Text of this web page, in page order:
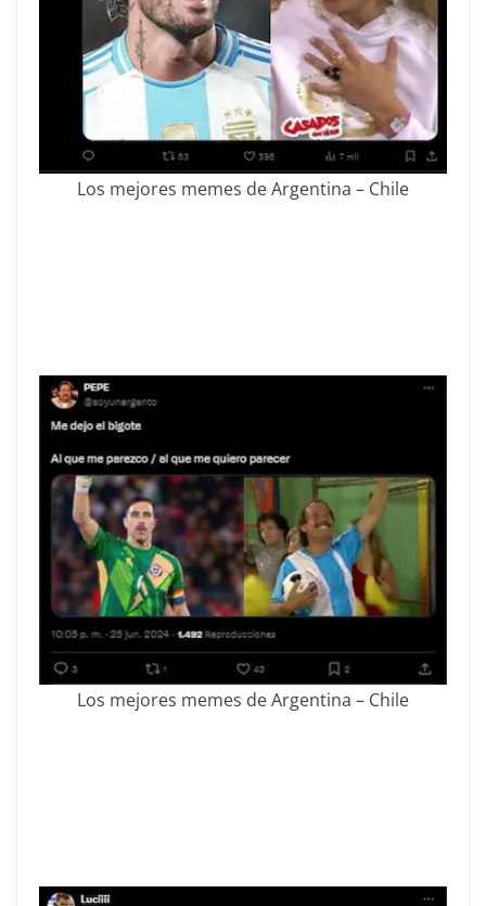
Los mejores memes de Argentina – Chile
Los mejores memes de Argentina – Chile